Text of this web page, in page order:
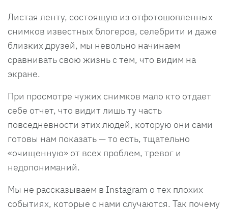
Листая ленту, состоящую из отфотошопленных
снимков известных блогеров, селебрити и даже
близких друзей, мы невольно начинаем
сравнивать свою жизнь с тем, что видим на
экране.
При просмотре чужих снимков мало кто отдает
себе отчет, что видит лишь ту часть
повседневности этих людей, которую они сами
готовы нам показать — то есть, тщательно
«очищенную» от всех проблем, тревог и
недопониманий.
Мы не рассказываем в Instagram о тех плохих
событиях, которые с нами случаются. Так почему